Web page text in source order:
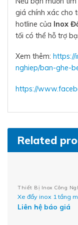
giá chính xác cho
hotline của Inox
tối có thể hỗ trợ
Xem thêm:
nghiep/ban-ghe-
https://
Related
Thiết Bị Inox Công
Xe đẩy inox 1 tầng
Liên hệ báo giá